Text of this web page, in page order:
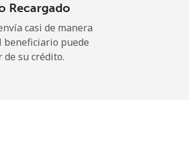
Recargado
casi de manera
beneficiario puede
su crédito.